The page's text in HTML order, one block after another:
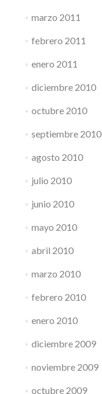
marzo 2011
febrero 2011
enero 2011
diciembre 2010
octubre 2010
septiembre 2010
agosto 2010
julio 2010
junio 2010
mayo 2010
abril 2010
marzo 2010
febrero 2010
enero 2010
diciembre 2009
noviembre 2009
octubre 2009